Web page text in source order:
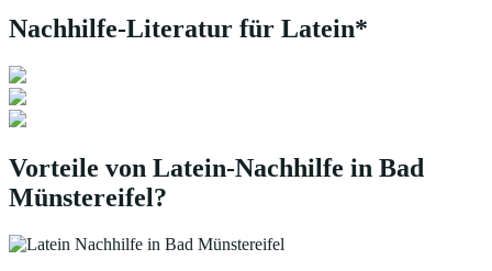
Nachhilfe-Literatur für Latein*
Vorteile von Latein-Nachhilfe in Bad
Münstereifel?